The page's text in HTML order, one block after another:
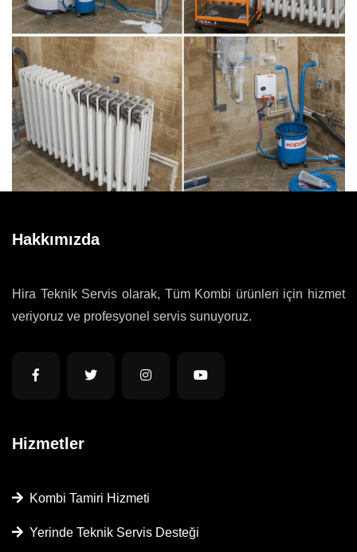
Hakkımızda
Hira Teknik Servis olarak, Tüm Kombi ürünleri için hizmet
veriyoruz ve profesyonel servis sunuyoruz.
Hizmetler
Kombi Tamiri Hizmeti
Yerinde Teknik Servis Desteği